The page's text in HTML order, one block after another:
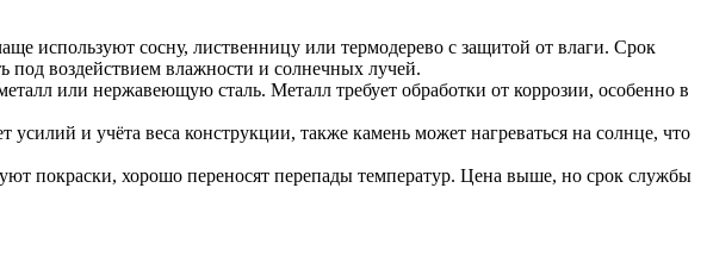
используют сосну, лиственницу или термодерево с защитой от влаги. Срок
под воздействием влажности и солнечных лучей.
или нержавеющую сталь. Металл требует обработки от коррозии, особенно в
и учёта веса конструкции, также камень может нагреваться на солнце, что
покраски, хорошо переносят перепады температур. Цена выше, но срок службы